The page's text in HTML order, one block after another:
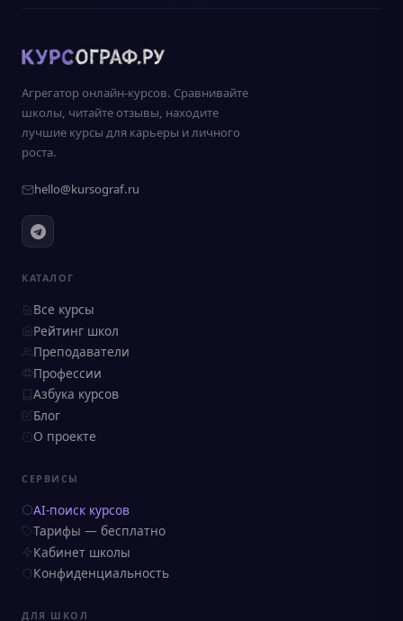
Агрегатор онлайн-курсов. Сравнивайте
школы, читайте отзывы, находите
лучшие курсы для карьеры и личного
роста.
hello@kursograf.ru
КАТАЛОГ
Все курсы
Рейтинг школ
Преподаватели
Профессии
Азбука курсов
Блог
О проекте
СЕРВИСЫ
AI-поиск курсов
Тарифы — бесплатно
Кабинет школы
Конфиденциальность
ДЛЯ ШКОЛ